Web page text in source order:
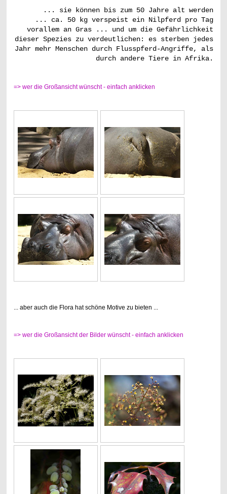
... sie können bis zum 50 Jahre alt werden
... ca. 50 kg verspeist ein Nilpferd pro Tag
vorallem an Gras ... und um die Gefährlichkeit
dieser Spezies zu verdeutlichen: es sterben jedes
Jahr mehr Menschen durch Flusspferd-Angriffe, als
durch andere Tiere in Afrika.
=> wer die Großansicht wünscht - einfach anklicken
... aber auch die Flora hat schöne Motive zu bieten ...
=> wer die Großansicht der Bilder wünscht - einfach anklicken